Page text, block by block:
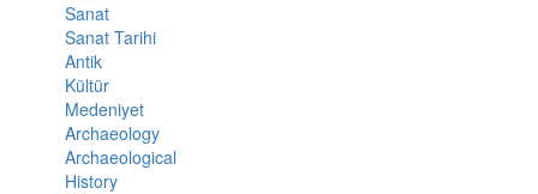
Sanat
Sanat Tarihi
Antik
Kültür
Medeniyet
Archaeology
Archaeological
History